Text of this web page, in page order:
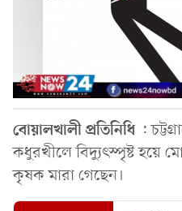
বোয়ালখালীপ্রতিনিধি :
কধুরখীলে বিদ্যুৎস্পৃষ্ট হয়ে
কৃষক মারা গেছেন।